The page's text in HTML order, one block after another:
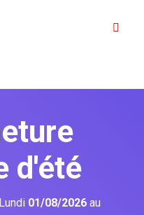
d'été
01/08/2026 au